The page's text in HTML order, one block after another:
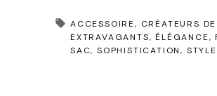
ACCESSOIRE CRÉATEURS
EXTRAVAGANTS
ÉLÉGANCE
SAC SOPHISTICATION STYLE